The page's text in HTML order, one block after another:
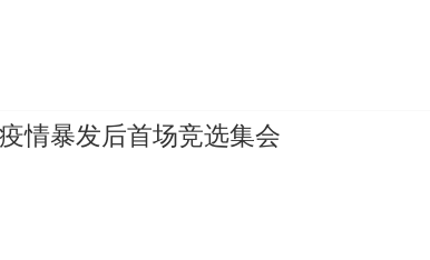
情暴发后首场竞选集会